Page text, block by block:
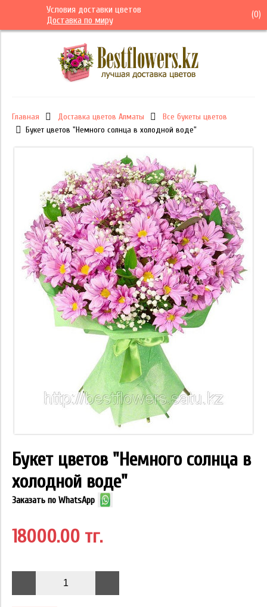
Условия доставки цветов
Доставка по миру
(0)
Главная Доставка цветов Алматы
Все букеты цветов
Букет цветов "Немного солнца в холодной воде"
Букет цветов "Немного солнца в
холодной воде"
Заказать по WhatsApp
18000.00 тг.